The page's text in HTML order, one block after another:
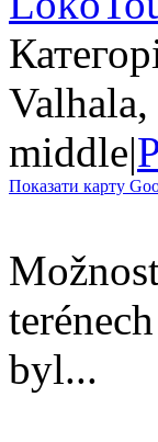
middle|
Показати карту
byl...